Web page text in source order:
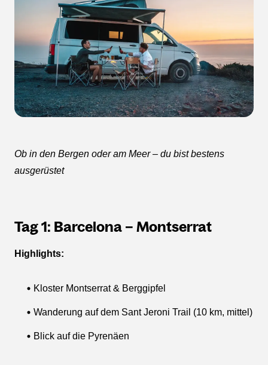
Ob in den Bergen oder am Meer – du bist bestens
ausgerüstet
Tag 1: Barcelona – Montserrat
Highlights:
Kloster Montserrat & Berggipfel
Wanderung auf dem Sant Jeroni Trail (10 km, mittel)
Blick auf die Pyrenäen